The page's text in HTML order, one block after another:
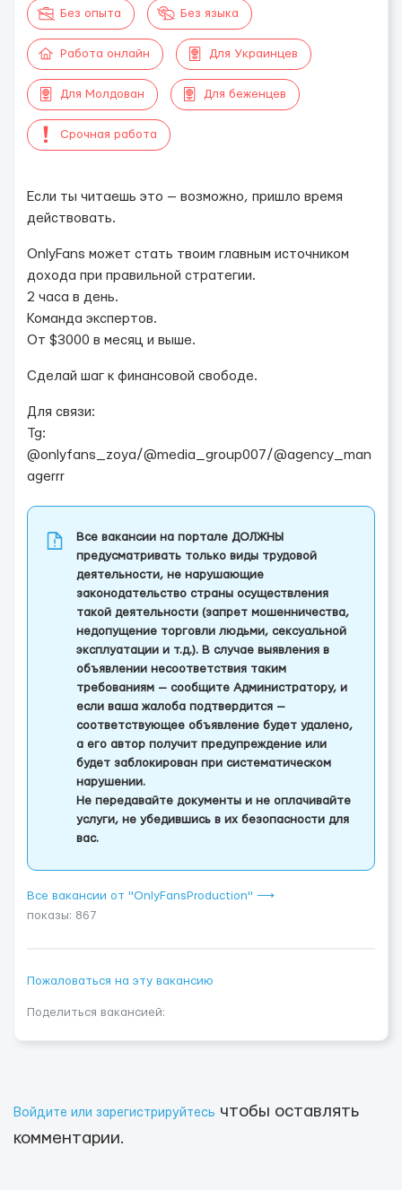
Без опыта Без языка
Работа онлайн Для Украинцев
Для Молдован Для беженцев
Срочная работа
Если ты читаешь это — возможно, пришло время
действовать.
OnlyFans может стать твоим главным источником
дохода при правильной стратегии.
2 часа в день.
Команда экспертов.
От $3000 в месяц и выше.
Сделай шаг к финансовой свободе.
Для связи:
Tg:
@onlyfans_zoya/@media_group007/@agency_man
agerrr
Все вакансии на портале ДОЛЖНЫ
предусматривать только виды трудовой
деятельности, не нарушающие
законодательство страны осуществления
такой деятельности (запрет мошенничества,
недопущение торговли людьми, сексуальной
эксплуатации и т.д.). В случае выявления в
объявлении несоответствия таким
требованиям — сообщите Администратору, и
если ваша жалоба подтвердится —
соответствующее объявление будет удалено,
а его автор получит предупреждение или
будет заблокирован при систематическом
нарушении.
Не передавайте документы и не оплачивайте
услуги, не убедившись в их безопасности для
вас.
Все вакансии от "OnlyFansProduction" ⟶
показы: 867
Пожаловаться на эту вакансию
Поделиться вакансией:
Войдите или зарегистрируйтесь чтобы оставлять
комментарии.